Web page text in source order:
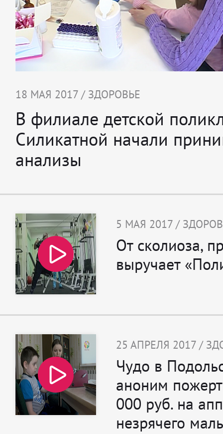
18 МАЯ 2017 / ЗДОРОВЬЕ
В филиале детской
Силикатной начали
анализы
5 МАЯ 2017 /
От сколиоза,
выручает
25 АПРЕЛЯ 2017 /
Чудо в
аноним
000 руб. на
незрячего